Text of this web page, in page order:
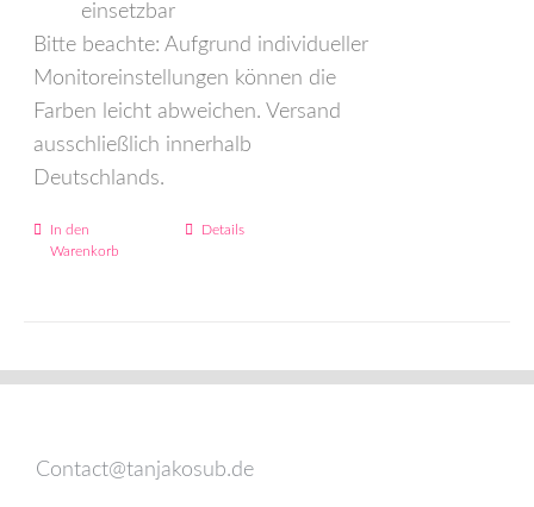
einsetzbar
Bitte beachte: Aufgrund individueller
Monitoreinstellungen können die
Farben leicht abweichen. Versand
ausschließlich innerhalb
Deutschlands.
In den
Warenkorb
Details
Contact@tanjakosub.de